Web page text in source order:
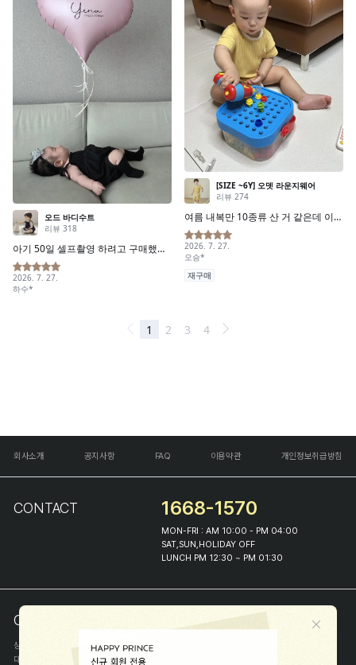
회사소개 공지사항 FAQ 이용약관 개인정보취급방침
CONTACT 1668-1570
MON-FRI : AM 10:00 - PM 04:00
SAT,SUN,HOLIDAY OFF
LUNCH PM 12:30 ~ PM 01:30
COMPANY INFO
상호
(주)해피프린스
대표
이화진